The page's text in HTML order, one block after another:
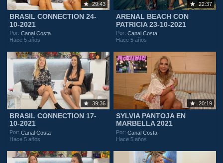
29:43
BRASIL CONNECTION 24-
10-2021
Por:Canal Costa
Hace 5 años
22:37
ARENAL BEACH CON
PATRICIA 23-10-2021
Por:Canal Costa
Hace 5 años
39:36
BRASIL CONNECTION 17-
10-2021
Por:Canal Costa
Hace 5 años
20:19
SYLVIA PANTOJA EN
MARBELLA 2021
Por:Canal Costa
Hace 5 años